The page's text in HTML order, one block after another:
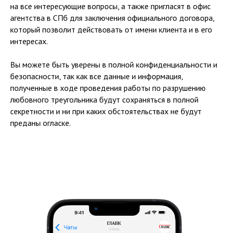
на все интересующие вопросы, а также пригласят в офис
агентства в СПб для заключения официального договора,
который позволит действовать от имени клиента и в его
интересах.
Вы можете быть уверены в полной конфиденциальности и
безопасности, так как все данные и информация,
полученные в ходе проведения работы по разрушению
любовного треугольника будут сохраняться в полной
секретности и ни при каких обстоятельствах не будут
преданы огласке.
КОНТАКТЫ
© 2024 Все права защищены
Политика конфиденциальности
Пользовательское соглашение
+7 (904) 649-63-15